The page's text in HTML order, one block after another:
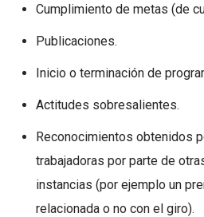
Cumplimiento de metas (de
Publicaciones.
Inicio o terminación de
Actitudes sobresalientes.
Reconocimientos obtenidos
trabajadoras por parte de
instancias (por ejemplo un
relacionada o no con el giro).